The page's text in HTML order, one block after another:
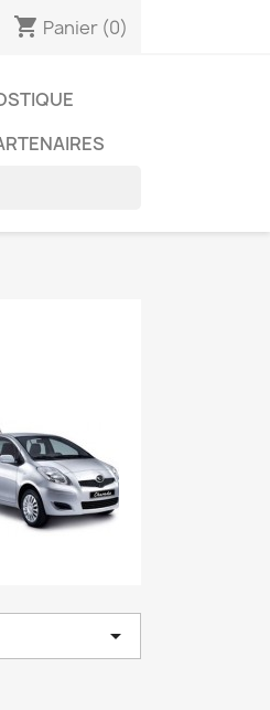
shopping_cart Panier (0)
